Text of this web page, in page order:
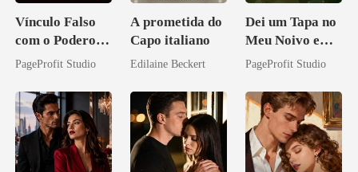
Vínculo Falso
com o Poderoso
Inimigo do Meu
PageProfit Studio
A prometida do
Capo italiano
Edilaine Beckert
Dei um Tapa no
Meu Noivo e
Casei com o
Inimigo Dele
PageProfit Studio